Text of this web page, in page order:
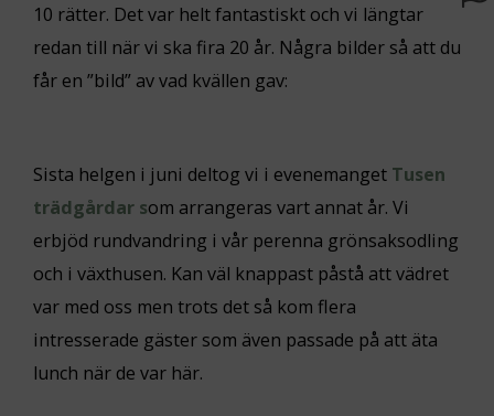
10 rätter. Det var helt fantastiskt och vi längtar
redan till när vi ska fira 20 år. Några bilder så att du
får en ”bild” av vad kvällen gav:
Sista helgen i juni deltog vi i evenemanget Tusen
trädgårdar som arrangeras vart annat år. Vi
erbjöd rundvandring i vår perenna grönsaksodling
och i växthusen. Kan väl knappast påstå att vädret
var med oss men trots det så kom flera
intresserade gäster som även passade på att äta
lunch när de var här.